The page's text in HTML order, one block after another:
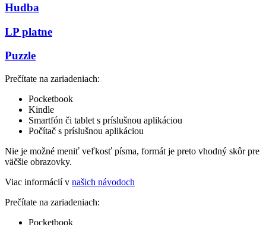
Hudba
LP platne
Puzzle
Prečítate na zariadeniach:
Pocketbook
Kindle
Smartfón či tablet s príslušnou aplikáciou
Počítač s príslušnou aplikáciou
Nie je možné meniť veľkosť písma, formát je preto vhodný skôr pre
väčšie obrazovky.
Viac informácií v našich návodoch
Prečítate na zariadeniach:
Pocketbook